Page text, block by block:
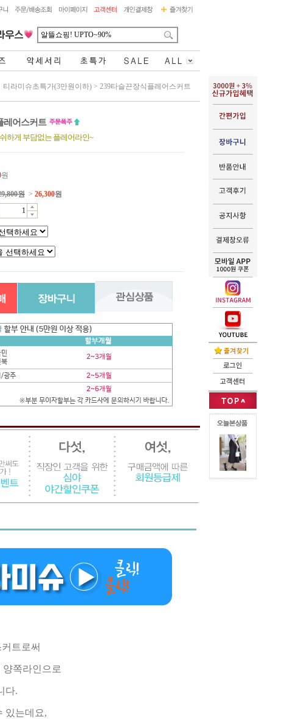
티라미슈초특가(3만원이하) > 239타슬끈장식플레어스커트
레어스커트
하게 부담없는 플레어라인~
원
원 > 26,300원
트로써
쪽라인으로
다.
있는데요,